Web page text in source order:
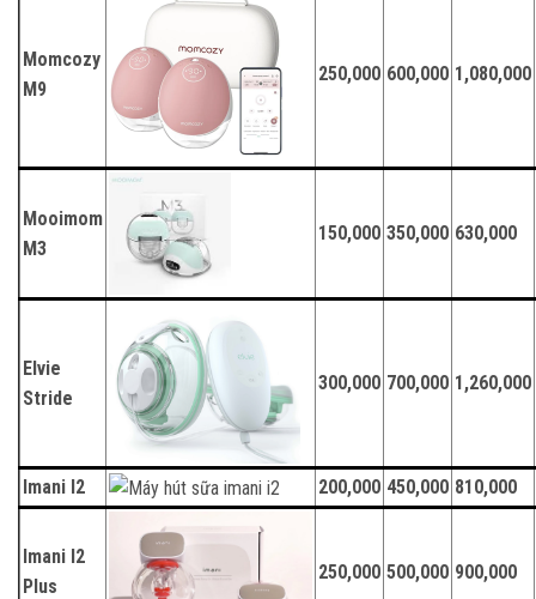
Momcozy
M9
250,000 600,000 1,080,000
Mooimom
M3
150,000 350,000 630,000
Elvie
Stride
300,000 700,000 1,260,000
Imani I2 200,000 450,000 810,000
Imani I2
Plus
250,000 500,000 900,000